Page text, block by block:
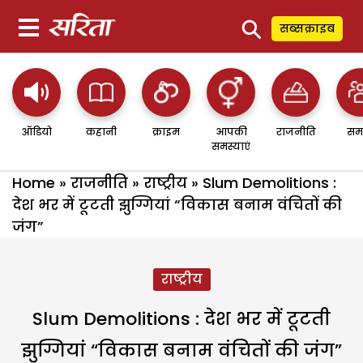
⚲ सब्सक्राइब
ऑडियो कहानी क्राइम
आपकी
समस्याएं
राजनीति
Home » राजनीति » राष्ट्रीय » Slum Demolitions :
देश भर में टूटती झुग्गियां “विकास बनाम वंचितों की
जंग”
राष्ट्रीय
Slum Demolitions : देश भर में टूटती
झुग्गियां “विकास बनाम वंचितों की जंग”